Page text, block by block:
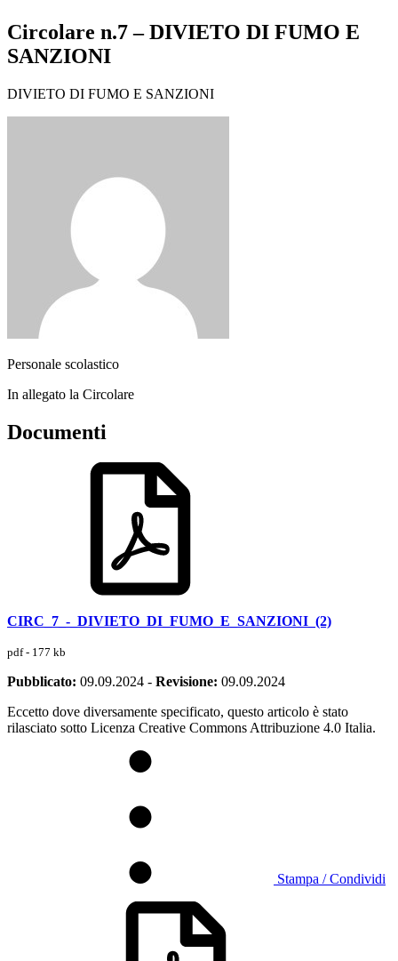
Circolare n.7 – DIVIETO DI FUMO E
SANZIONI
DIVIETO DI FUMO E SANZIONI
Personale scolastico
In allegato la Circolare
Documenti
CIRC_7_-_DIVIETO_DI_FUMO_E_SANZIONI_(2)
pdf - 177 kb
Pubblicato: 09.09.2024 - Revisione: 09.09.2024
Eccetto dove diversamente specificato, questo articolo è stato
rilasciato sotto Licenza Creative Commons Attribuzione 4.0 Italia.
Stampa / Condividi